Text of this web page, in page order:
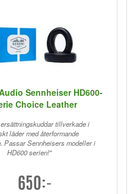
Sennheiser HD600-
Choice Leather
tillverkade i
läder med återformande
Passar Sennheisers modeller i
HD600 serien!"
650:-